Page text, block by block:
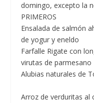
domingo, excepto la
PRIMEROS
Ensalada de salmón
de yogur y eneldo
Farfalle Rigate con
virutas de parmesano
Alubias naturales
Arroz de verduritas al